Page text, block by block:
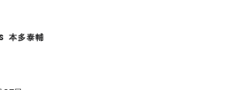
本多泰輔